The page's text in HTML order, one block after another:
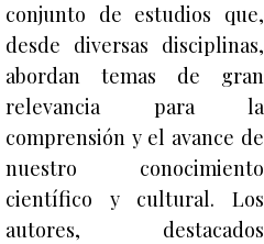
conjunto de estudios que,
desde diversas disciplinas,
abordan temas de gran
relevancia para la
comprensión y el avance de
nuestro conocimiento
científico y cultural. Los
autores, destacados